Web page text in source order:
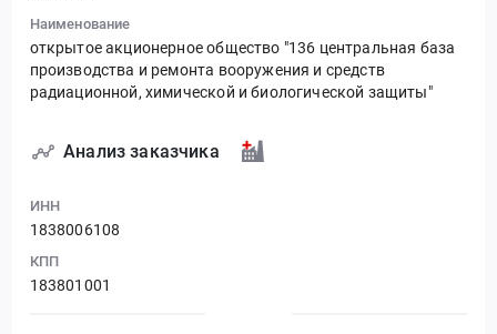
Наименование
открытое акционерное общество "136 центральная база
производства и ремонта вооружения и средств
радиационной, химической и биологической защиты"
Анализ заказчика
ИНН
1838006108
КПП
183801001